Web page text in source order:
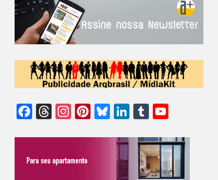
Facebook
Threads
Instagram
Pinterest
Bluesky
LinkedIn
Tumblr